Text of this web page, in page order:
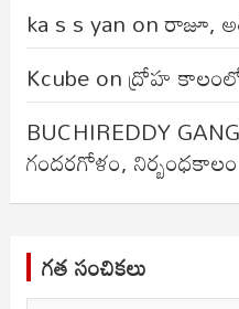
ka s s yan onరాజూ,
Kcubeonద్రోహ కాలంలో
BUCHIREDDY
గందరగోళం, నిర్బంధకాలం
గత సంచికలు